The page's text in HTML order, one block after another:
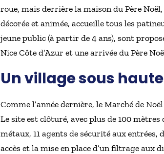
roue, mais derrière la maison du Père
décorée et animée, accueille tous les
jeune public (à partir de 4 ans), sont
Nice Côte d’Azur et une arrivée du Père
Un village sous
Comme l’année dernière, le Marché de
Le site est clôturé, avec plus de 100
métaux, 11 agents de sécurité aux
accès et la mise en place d’un filtrage aux